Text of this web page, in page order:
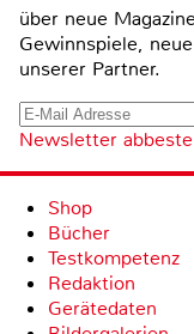
über neue
Gewinnspiele,
unserer Partner.
Newsletter
Shop
Bücher
Testkompetenz
Redaktion
Gerätedaten